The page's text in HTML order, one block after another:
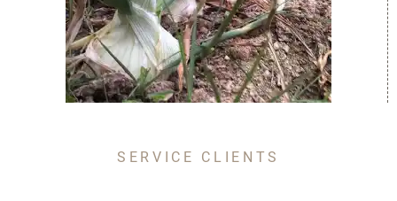
SERVICE CLIENTS